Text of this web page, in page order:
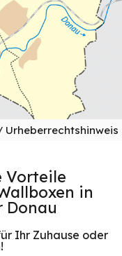
Urheberrechtshinweis
Vorteile
in
Donau
Ihr Zuhause oder